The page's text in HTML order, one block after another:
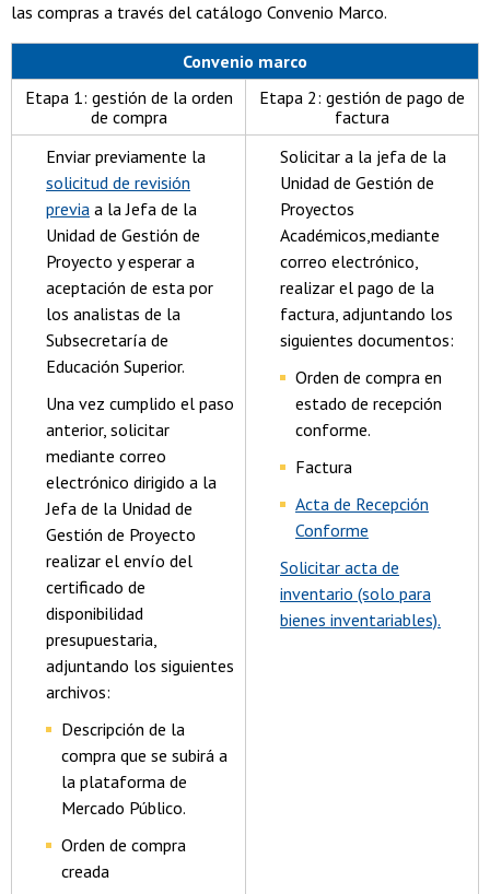
las compras a través del catálogo Convenio Marco.
Convenio marco
Etapa 1: gestión de la orden
de compra
Etapa 2: gestión de pago de
factura
Enviar previamente la
solicitud de revisión
previa a la Jefa de la
Unidad de Gestión de
Proyecto y esperar a
aceptación de esta por
los analistas de la
Subsecretaría de
Educación Superior.
Una vez cumplido el paso
anterior, solicitar
mediante correo
electrónico dirigido a la
Jefa de la Unidad de
Gestión de Proyecto
realizar el envío del
certificado de
disponibilidad
presupuestaria,
adjuntando los siguientes
archivos:
Descripción de la
compra que se subirá a
la plataforma de
Mercado Público.
Orden de compra
creada
Solicitar a la jefa de la
Unidad de Gestión de
Proyectos
Académicos,mediante
correo electrónico,
realizar el pago de la
factura, adjuntando los
siguientes documentos:
Orden de compra en
estado de recepción
conforme.
Factura
Acta de Recepción
Conforme
Solicitar acta de
inventario (solo para
bienes inventariables).